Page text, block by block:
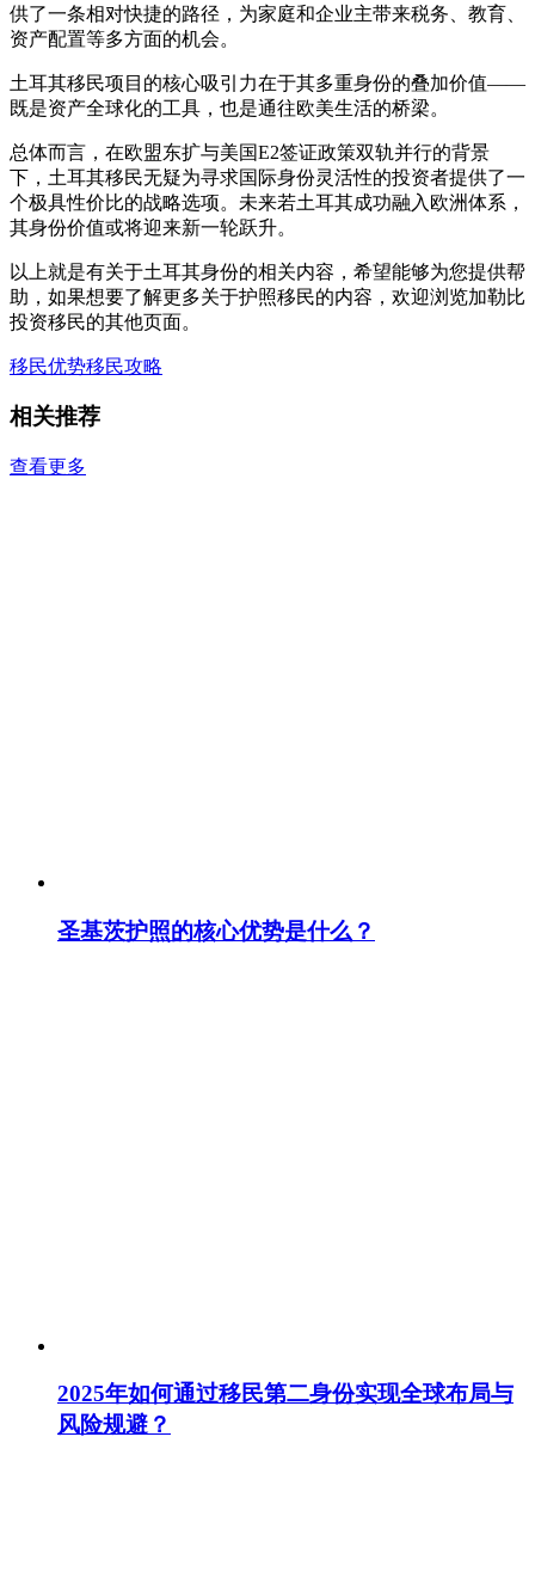
供了一条相对快捷的路径，为家庭和企业主带来税务、教育、
资产配置等多方面的机会。
土耳其移民项目的核心吸引力在于其多重身份的叠加价值——
既是资产全球化的工具，也是通往欧美生活的桥梁。
总体而言，在欧盟东扩与美国E2签证政策双轨并行的背景
下，土耳其移民无疑为寻求国际身份灵活性的投资者提供了一
个极具性价比的战略选项。未来若土耳其成功融入欧洲体系，
其身份价值或将迎来新一轮跃升。
以上就是有关于土耳其身份的相关内容，希望能够为您提供帮
助，如果想要了解更多关于护照移民的内容，欢迎浏览加勒比
投资移民的其他页面。
移民优势移民攻略
相关推荐
查看更多
圣基茨护照的核心优势是什么？
2025年如何通过移民第二身份实现全球布局与
风险规避？